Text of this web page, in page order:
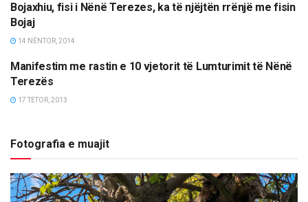
OPINIONE/EDITORIALE
Bojaxhiu, fisi i Nënë Terezes, ka të njëjtën rrënjë me fisin
Bojaj
14 NËNTOR, 2014
TË NDRYSHME
Manifestim me rastin e 10 vjetorit të Lumturimit të Nënë
Terezës
17 TETOR, 2013
Fotografia e muajit